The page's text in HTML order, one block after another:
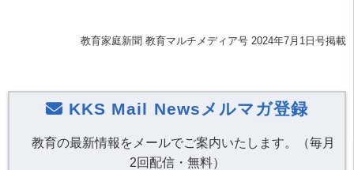
教育家庭新聞 教育マルチメディア号 2024年7月1日号掲載
KKS Mail Newsメルマガ登録
教育の最新情報をメールでご案内いたします。（毎月
2回配信・無料）